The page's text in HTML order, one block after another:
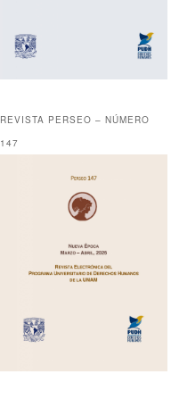
REVISTA PERSEO – NÚMERO
147